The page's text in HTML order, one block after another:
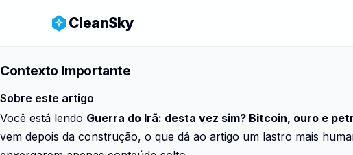
CleanSky
Contexto Importante
Sobre este artigo
Você está lendo Guerra do Irã: desta vez sim? Bitcoin, ouro e
vem depois da construção, o que dá ao artigo um lastro mais